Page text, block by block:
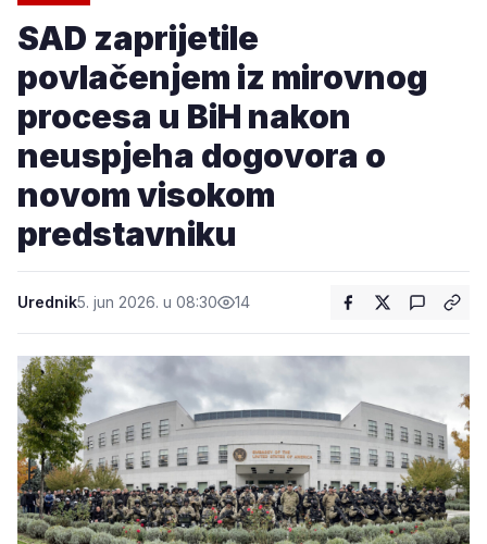
SAD zaprijetile
povlačenjem iz mirovnog
procesa u BiH nakon
neuspjeha dogovora o
novom visokom
predstavniku
Urednik5. jun 2026. u 08:30 14